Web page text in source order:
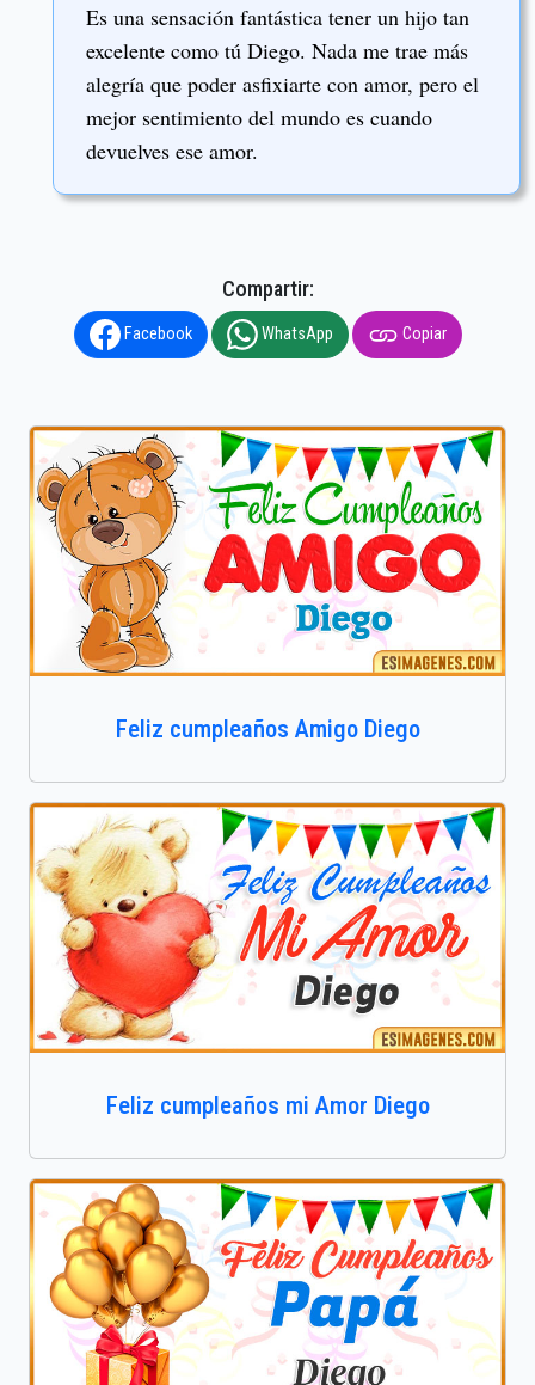
Es una sensación fantástica tener un hijo tan
excelente como tú Diego. Nada me trae más
alegría que poder asfixiarte con amor, pero el
mejor sentimiento del mundo es cuando
devuelves ese amor.
Compartir:
Facebook WhatsApp Copiar
Feliz cumpleaños Amigo Diego
Feliz cumpleaños mi Amor Diego